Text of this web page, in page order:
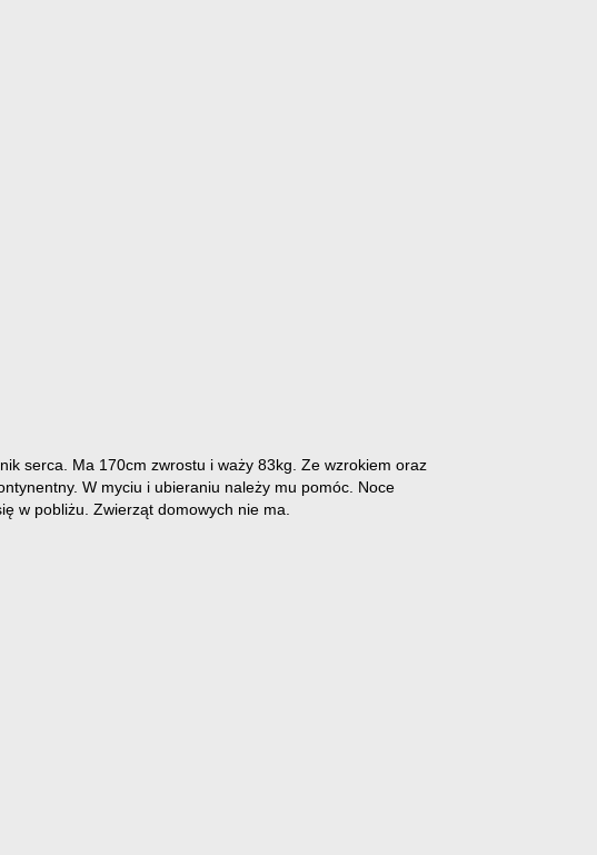
serca. Ma 170cm zwrostu i waży 83kg. Ze wzrokiem oraz
W myciu i ubieraniu należy mu pomóc. Noce
w pobliżu. Zwierząt domowych nie ma.